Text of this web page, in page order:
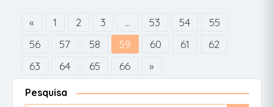
Esporão, e o Piquete […]
« 1 2 3 … 53 54
55
56
57 58 59 60 61
62
63
64 65 66 »
Pesquisa